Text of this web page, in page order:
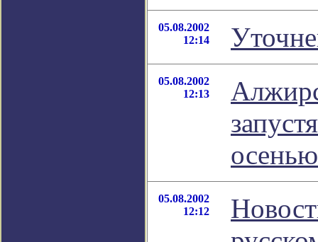
05.08.2002
12:14
05.08.2002
12:13
осенью
05.08.2002
12:12